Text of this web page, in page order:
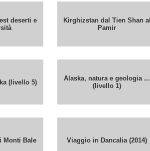
deserti e
Kirghizstan dal Tien Shan al
Pamir
(livello 5)
Alaska, natura e geologia ...
(livello 1)
Monti Bale Viaggio in Dancalia (2014)